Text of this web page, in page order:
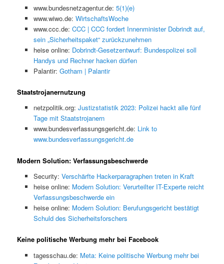
www.bundesnetzagentur.de: 5(1)(e)
www.wiwo.de: WirtschaftsWoche
www.ccc.de: CCC | CCC fordert Innenminister Dobrindt auf,
sein „Sicherheitspaket“ zurückzunehmen
heise online: Dobrindt-Gesetzentwurf: Bundespolizei soll
Handys und Rechner hacken dürfen
Palantir: Gotham | Palantir
Staatstrojanernutzung
netzpolitik.org: Justizstatistik 2023: Polizei hackt alle fünf
Tage mit Staatstrojanern
www.bundesverfassungsgericht.de: Link to
www.bundesverfassungsgericht.de
Modern Solution: Verfassungsbeschwerde
Security: Verschärfte Hackerparagraphen treten in Kraft
heise online: Modern Solution: Verurteilter IT-Experte reicht
Verfassungsbeschwerde ein
heise online: Modern Solution: Berufungsgericht bestätigt
Schuld des Sicherheitsforschers
Keine politische Werbung mehr bei Facebook
tagesschau.de: Meta: Keine politische Werbung mehr bei